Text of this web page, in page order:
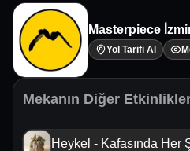
Masterpiece
Yol Tarifi Al
Mekanın Diğer
Heykel - Kafasında Her